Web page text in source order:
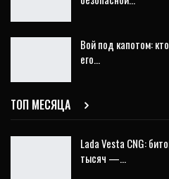
Вой под капотом:
его…
ТОП МЕСЯЦА
Lada Vesta CNG:
тысяч —…